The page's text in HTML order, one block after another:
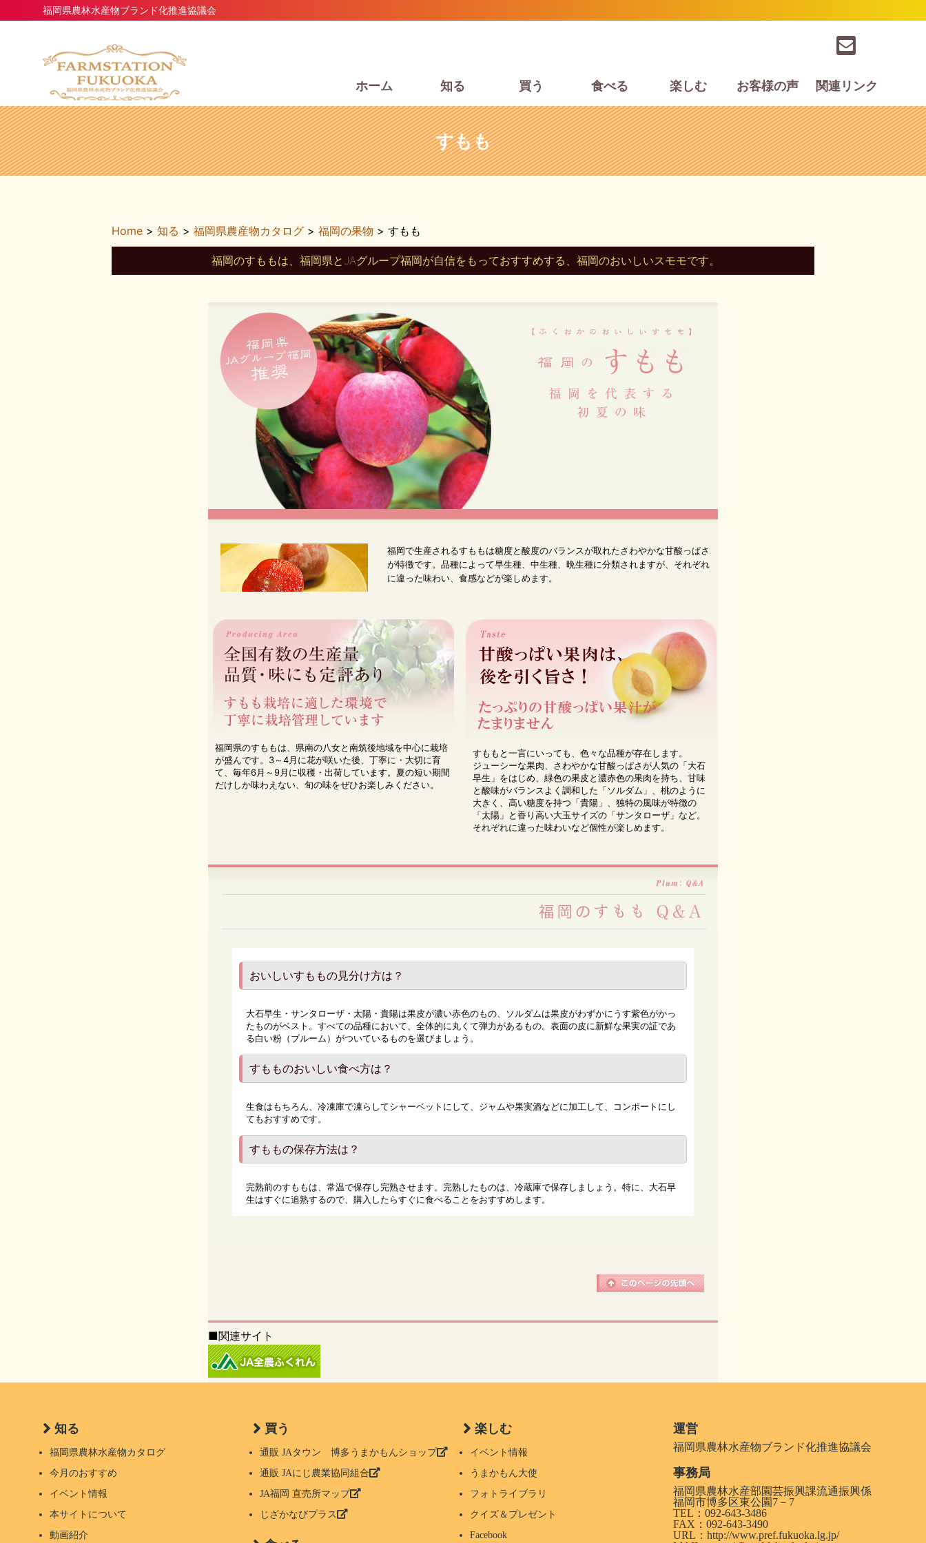
福岡県農林水産物ブランド化推進協議会
ホーム 知る 買う 食べる 楽しむ お客様の声 関連リンク
お
問
わ
せ
フ
ォ
ー
ム
すもも
Home > 知る > 福岡県農産物カタログ > 福岡の果物 > すもも
福岡のすももは、福岡県とJAグループ福岡が自信をもっておすすめする、福岡のおいしいスモモです。
福岡で生産されるすももは糖度と酸度のバランスが取れたさわやかな甘酸っぱさ
が特徴です。品種によって早生種、中生種、晩生種に分類されますが、それぞれ
に違った味わい、食感などが楽しめます。
福岡県のすももは、県南の八女と南筑後地域を中心に栽培
が盛んです。3～4月に花が咲いた後、丁寧に・大切に育
て、毎年6月～9月に収穫・出荷しています。夏の短い期間
だけしか味わえない、旬の味をぜひお楽しみください。
すももと一言にいっても、色々な品種が存在します。
ジューシーな果肉、さわやかな甘酸っぱさが人気の「大石
早生」をはじめ、緑色の果皮と濃赤色の果肉を持ち、甘味
と酸味がバランスよく調和した「ソルダム」、桃のように
大きく、高い糖度を持つ「貴陽」、独特の風味が特徴の
「太陽」と香り高い大玉サイズの「サンタローザ」など。
それぞれに違った味わいなど個性が楽しめます。
おいしいすももの見分け方は？
大石早生・サンタローザ・太陽・貴陽は果皮が濃い赤色のもの、ソルダムは果皮がわずかにうす紫色がかっ
たものがベスト。すべての品種において、全体的に丸くて弾力があるもの。表面の皮に新鮮な果実の証であ
る白い粉（ブルーム）がついているものを選びましょう。
すもものおいしい食べ方は？
生食はもちろん、冷凍庫で凍らしてシャーベットにして、ジャムや果実酒などに加工して、コンポートにし
てもおすすめです。
すももの保存方法は？
完熟前のすももは、常温で保存し完熟させます。完熟したものは、冷蔵庫で保存しましょう。特に、大石早
生はすぐに追熟するので、購入したらすぐに食べることをおすすめします。
■関連サイト
知る
福岡県農林水産物カタログ
今月のおすすめ
イベント情報
本サイトについて
動画紹介
買う
通販 JAタウン 博多うまかもんショップ
通販 JAにじ農業協同組合
JA福岡 直売所マップ
じざかなびプラス
楽しむ
イベント情報
うまかもん大使
フォトライブラリ
クイズ＆プレゼント
Facebook
運営
福岡県農林水産物ブランド化推進協議会
事務局
福岡県農林水産部園芸振興課流通振興係
福岡市博多区東公園7－7
TEL：092-643-3486
FAX：092-643-3490
URL： http://www.pref.fukuoka.lg.jp/